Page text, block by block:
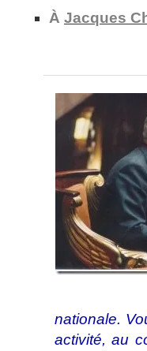
À Jacques
nationale.
activité, au